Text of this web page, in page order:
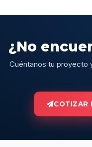
¿No
Cuéntanos tu proyecto
COTIZAR